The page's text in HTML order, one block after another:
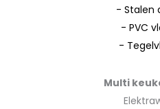
- Stalen
- PVC
-
Multi